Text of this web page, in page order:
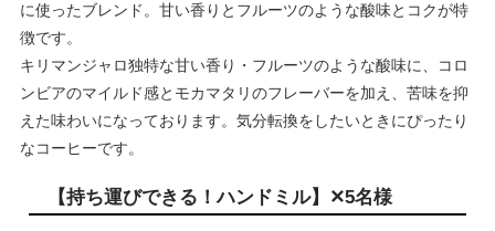
に使ったブレンド。甘い香りとフルーツのような酸味とコクが特
徴です。
キリマンジャロ独特な甘い香り・フルーツのような酸味に、コロ
ンビアのマイルド感とモカマタリのフレーバーを加え、苦味を抑
えた味わいになっております。気分転換をしたいときにぴったり
なコーヒーです。
【持ち運びできる！ハンドミル】✕5名様